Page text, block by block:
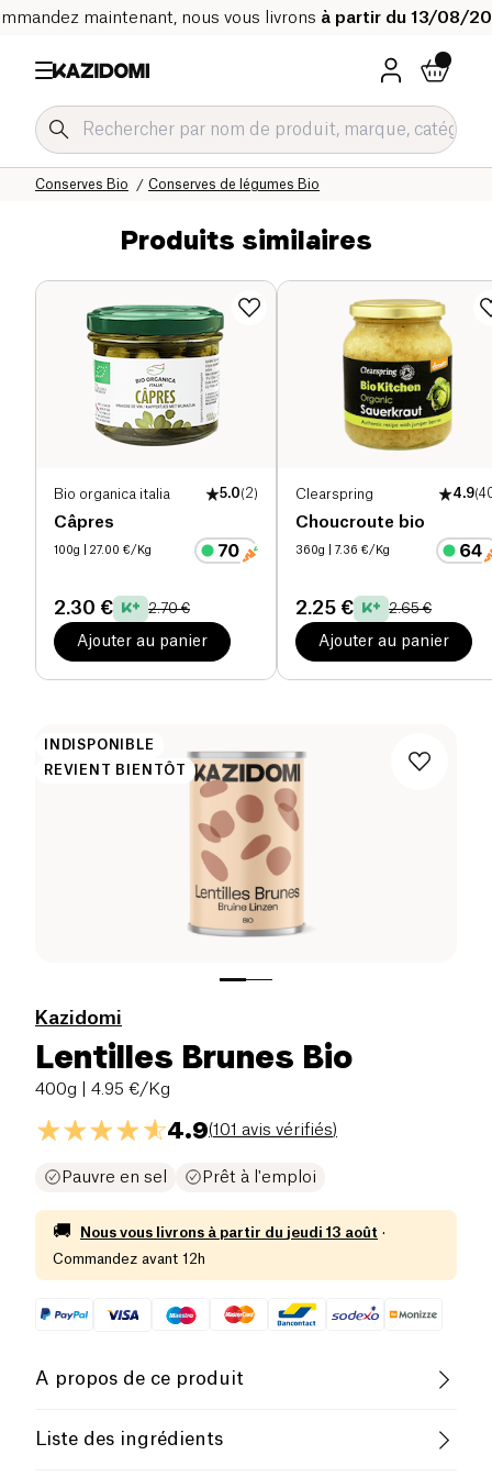
maintenant, nous vous livrons à partir du 13/08/
Conserves de légumes Bio
Conserves Bio
Epicerie salée Bio
Notre catalogue bio
Accueil
Produits similaires
Bio organica italia 5.0(2)
Câpres
100g | 27.00 €/Kg
2.30 € 2.70 €
Ajouter au panier
Clearspring 4.9(
Choucroute bio
360g | 7.36 €/Kg
2.25 € 2.65 €
Ajouter au panier
INDISPONIBLE
REVIENT BIENTÔT
Kazidomi
Lentilles Brunes Bio
400g | 4.95 €/Kg
4.9(101 avis vérifiés)
Pauvre en sel Prêt à l'emploi
🚚 Nous vous livrons à partir du jeudi 13 août ·
Commandez avant 12h
A propos de ce produit
Pauvre en sel
Liste des ingrédients